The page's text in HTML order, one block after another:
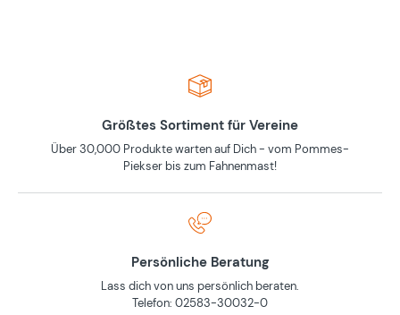
Größtes Sortiment für Vereine
Über 30,000 Produkte warten auf Dich - vom Pommes-
Piekser bis zum Fahnenmast!
Persönliche Beratung
Lass dich von uns persönlich beraten.
Telefon: 02583-30032-0